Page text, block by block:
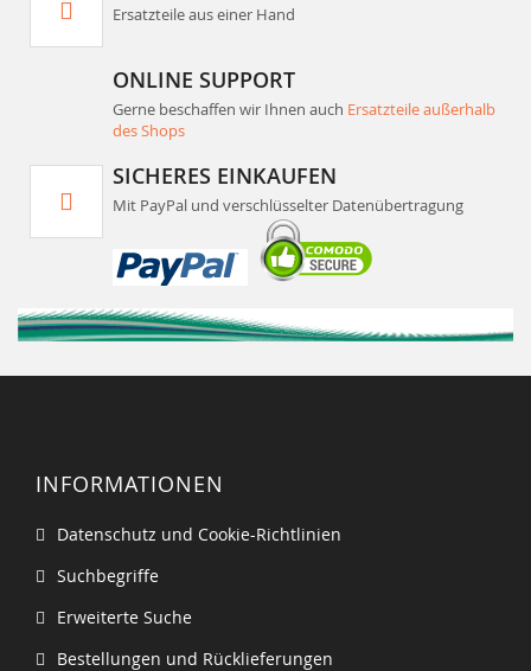
Ersatzteile aus einer Hand
ONLINE SUPPORT
Gerne beschaffen wir Ihnen auch Ersatzteile außerhalb
des Shops
SICHERES EINKAUFEN
Mit PayPal und verschlüsselter Datenübertragung
INFORMATIONEN
Datenschutz und Cookie-Richtlinien
Suchbegriffe
Erweiterte Suche
Bestellungen und Rücklieferungen